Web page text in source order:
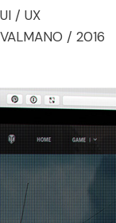
UI / UX
VALMANO / 2016